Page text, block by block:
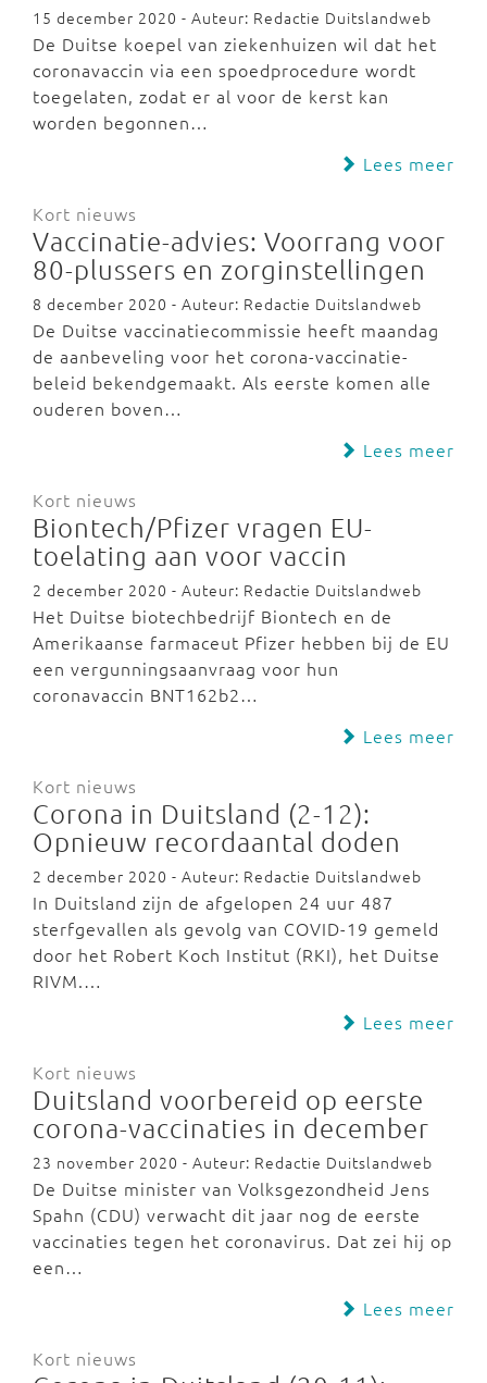
15 december 2020 - Auteur: Redactie Duitslandweb
De Duitse koepel van ziekenhuizen wil dat het
coronavaccin via een spoedprocedure wordt
toegelaten, zodat er al voor de kerst kan
worden begonnen…
Lees meer
Kort nieuws
Vaccinatie-advies: Voorrang voor
80-plussers en zorginstellingen
8 december 2020 - Auteur: Redactie Duitslandweb
De Duitse vaccinatiecommissie heeft maandag
de aanbeveling voor het corona-vaccinatie-
beleid bekendgemaakt. Als eerste komen alle
ouderen boven…
Lees meer
Kort nieuws
Biontech/Pfizer vragen EU-
toelating aan voor vaccin
2 december 2020 - Auteur: Redactie Duitslandweb
Het Duitse biotechbedrijf Biontech en de
Amerikaanse farmaceut Pfizer hebben bij de EU
een vergunningsaanvraag voor hun
coronavaccin BNT162b2…
Lees meer
Kort nieuws
Corona in Duitsland (2-12):
Opnieuw recordaantal doden
2 december 2020 - Auteur: Redactie Duitslandweb
In Duitsland zijn de afgelopen 24 uur 487
sterfgevallen als gevolg van COVID-19 gemeld
door het Robert Koch Institut (RKI), het Duitse
RIVM.…
Lees meer
Kort nieuws
Duitsland voorbereid op eerste
corona-vaccinaties in december
23 november 2020 - Auteur: Redactie Duitslandweb
De Duitse minister van Volksgezondheid Jens
Spahn (CDU) verwacht dit jaar nog de eerste
vaccinaties tegen het coronavirus. Dat zei hij op
een…
Lees meer
Kort nieuws